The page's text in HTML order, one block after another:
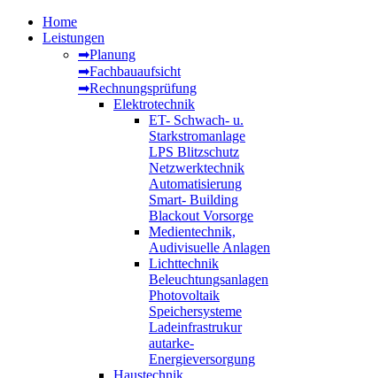
Home
Leistungen
➡Planung
➡Fachbauaufsicht
➡Rechnungsprüfung
Elektrotechnik
ET- Schwach- u.
Starkstromanlage
LPS Blitzschutz
Netzwerktechnik
Automatisierung
Smart- Building
Blackout Vorsorge
Medientechnik,
Audivisuelle Anlagen
Lichttechnik
Beleuchtungsanlagen
Photovoltaik
Speichersysteme
Ladeinfrastrukur
autarke-
Energieversorgung
Haustechnik